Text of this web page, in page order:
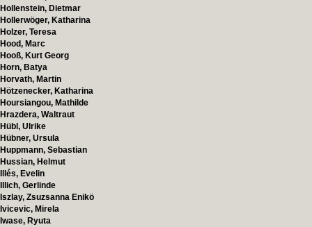
Hollenstein, Dietmar
Hollerwöger, Katharina
Holzer, Teresa
Hood, Marc
Hooß, Kurt Georg
Horn, Batya
Horvath, Martin
Hötzenecker, Katharina
Hoursiangou, Mathilde
Hrazdera, Waltraut
Hübl, Ulrike
Hübner, Ursula
Huppmann, Sebastian
Hussian, Helmut
Illés, Evelin
Illich, Gerlinde
Iszlay, Zsuzsanna Enikö
Ivicevic, Mirela
Iwase, Ryuta